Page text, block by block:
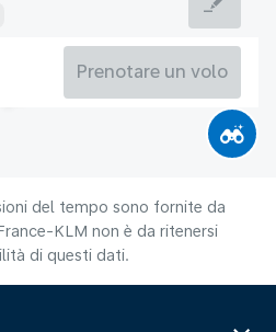
Prenotare un volo
del tempo sono fornite da
KLM non è da ritenersi
di questi dati.